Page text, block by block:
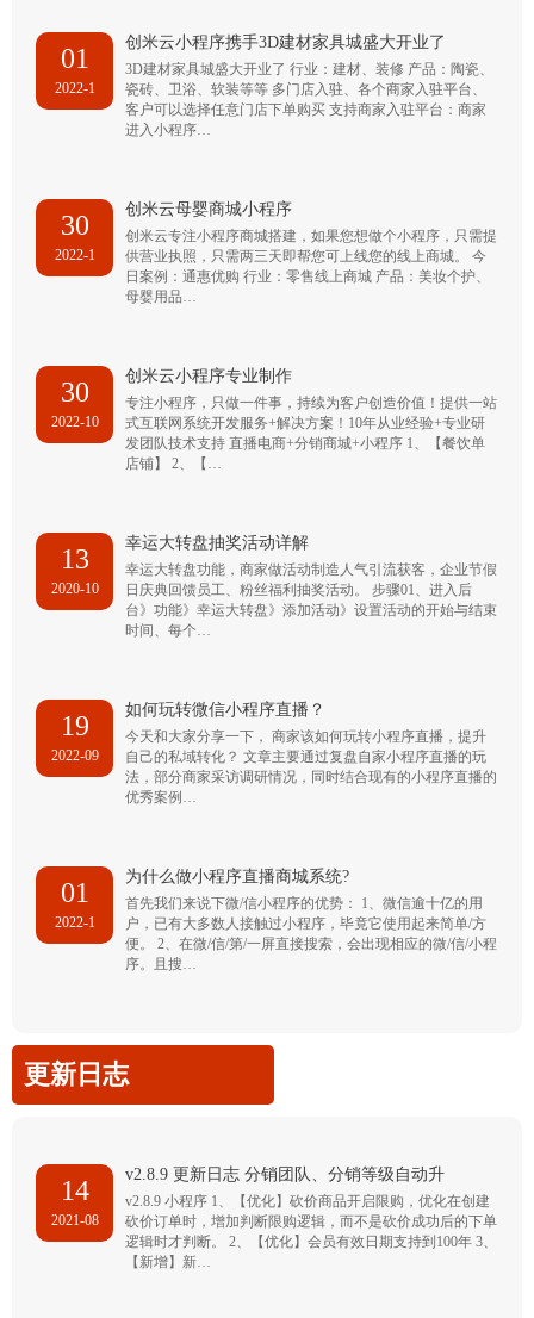
01
2022-1
创米云小程序携手3D建材家具城盛大开业了
3D建材家具城盛大开业了 行业：建材、装修 产品：陶瓷、
瓷砖、卫浴、软装等等 多门店入驻、各个商家入驻平台、
客户可以选择任意门店下单购买 支持商家入驻平台：商家
进入小程序…
30
2022-1
创米云母婴商城小程序
创米云专注小程序商城搭建，如果您想做个小程序，只需提
供营业执照，只需两三天即帮您可上线您的线上商城。 今
日案例：通惠优购 行业：零售线上商城 产品：美妆个护、
母婴用品…
30
2022-10
创米云小程序专业制作
专注小程序，只做一件事，持续为客户创造价值！提供一站
式互联网系统开发服务+解决方案！10年从业经验+专业研
发团队技术支持 直播电商+分销商城+小程序 1、【餐饮单
店铺】 2、【…
13
2020-10
幸运大转盘抽奖活动详解
幸运大转盘功能，商家做活动制造人气引流获客，企业节假
日庆典回馈员工、粉丝福利抽奖活动。 步骤01、进入后
台》功能》幸运大转盘》添加活动》设置活动的开始与结束
时间、每个…
19
2022-09
如何玩转微信小程序直播？
今天和大家分享一下， 商家该如何玩转小程序直播，提升
自己的私域转化？ 文章主要通过复盘自家小程序直播的玩
法，部分商家采访调研情况，同时结合现有的小程序直播的
优秀案例…
01
2022-1
为什么做小程序直播商城系统?
首先我们来说下微/信小程序的优势： 1、微信逾十亿的用
户，已有大多数人接触过小程序，毕竟它使用起来简单/方
便。 2、在微/信/第/一屏直接搜索，会出现相应的微/信/小程
序。且搜…
更新日志
14
2021-08
v2.8.9 更新日志 分销团队、分销等级自动升
v2.8.9 小程序 1、【优化】砍价商品开启限购，优化在创建
砍价订单时，增加判断限购逻辑，而不是砍价成功后的下单
逻辑时才判断。 2、【优化】会员有效日期支持到100年 3、
【新增】新…